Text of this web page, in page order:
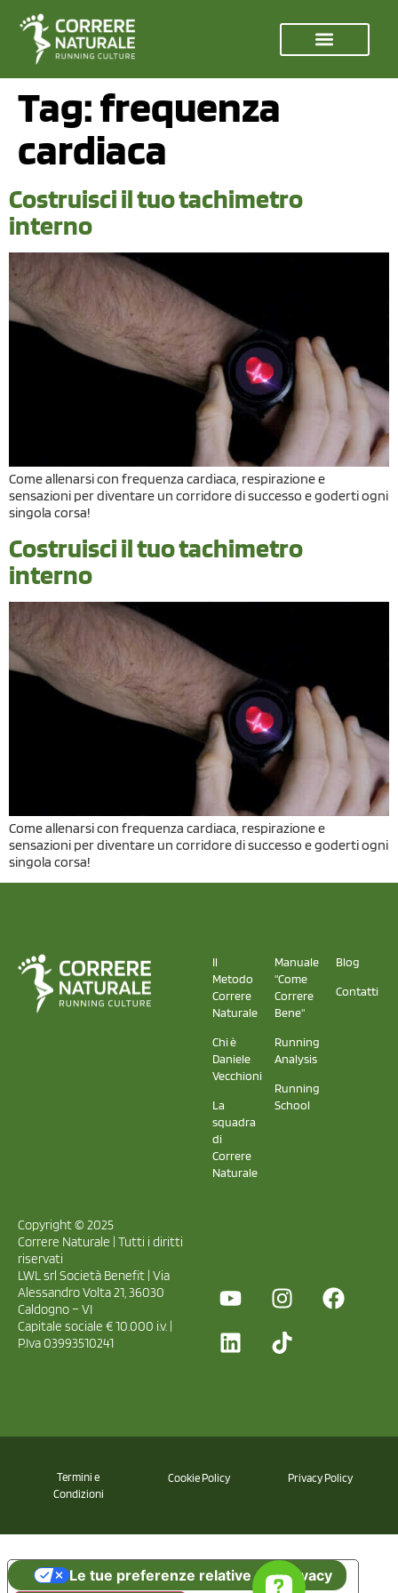
Tag:frequenza
cardiaca
Costruisci il tuo tachimetro
interno
Come allenarsi con frequenza cardiaca, respirazione e
sensazioni per diventare un corridore di successo e goderti ogni
singola corsa!
Costruisci il tuo tachimetro
interno
Come allenarsi con frequenza cardiaca, respirazione e
sensazioni per diventare un corridore di successo e goderti ogni
singola corsa!
Il
Metodo
Correre
Naturale
Chi è
Daniele
Vecchioni
La
squadra
di
Correre
Naturale
Manuale
"Come
Correre
Bene"
Running
Analysis
Running
School
Blog
Contatti
Copyright © 2025
Correre Naturale | Tutti i diritti
riservati
LWL srl Società Benefit | Via
Alessandro Volta 21, 36030
Caldogno – VI
Capitale sociale € 10.000 i.v. |
P.Iva 03993510241
Termini e
Condizioni
Cookie Policy Privacy Policy
Le tue preferenze relative alla privacy